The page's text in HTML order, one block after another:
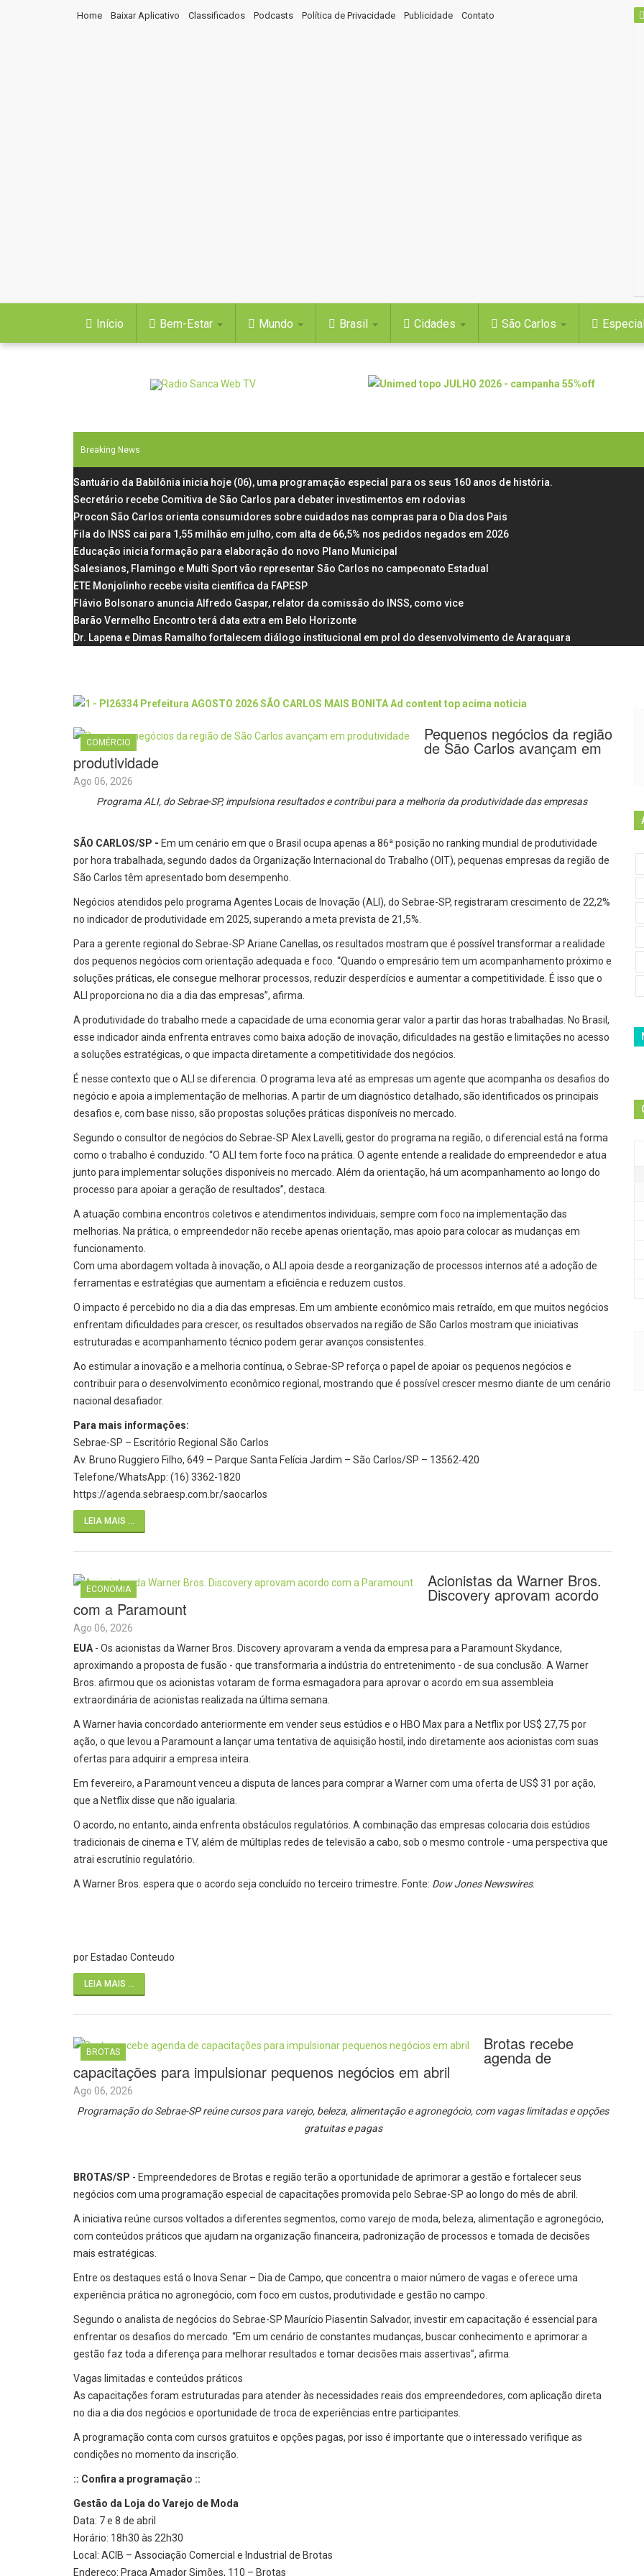
Home Baixar Aplicativo Classificados Podcasts Política de Privacidade Publicidade Contato
Início Bem-Estar Mundo Brasil Cidades São Carlos
Breaking News
Santuário da Babilônia inicia hoje (06), uma programação especial para os seus 160 anos de história.
Secretário recebe Comitiva de São Carlos para debater investimentos em rodovias
Procon São Carlos orienta consumidores sobre cuidados nas compras para o Dia dos Pais
Fila do INSS cai para 1,55 milhão em julho, com alta de 66,5% nos pedidos negados em 2026
Educação inicia formação para elaboração do novo Plano Municipal
Salesianos, Flamingo e Multi Sport vão representar São Carlos no campeonato Estadual
ETE Monjolinho recebe visita científica da FAPESP
Flávio Bolsonaro anuncia Alfredo Gaspar, relator da comissão do INSS, como vice
Barão Vermelho Encontro terá data extra em Belo Horizonte
Dr. Lapena e Dimas Ramalho fortalecem diálogo institucional em prol do desenvolvimento de Araraquara
COMÉRCIO Pequenos negócios da região
de São Carlos avançam em
produtividade
Ago 06, 2026
Programa ALI, do Sebrae-SP, impulsiona resultados e contribui para a melhoria da produtividade das empresas
SÃO CARLOS/SP - Em um cenário em que o Brasil ocupa apenas a 86ª posição no ranking mundial de produtividade
por hora trabalhada, segundo dados da Organização Internacional do Trabalho (OIT), pequenas empresas da região de
São Carlos têm apresentado bom desempenho.
Negócios atendidos pelo programa Agentes Locais de Inovação (ALI), do Sebrae-SP, registraram crescimento de 22,2%
no indicador de produtividade em 2025, superando a meta prevista de 21,5%.
Para a gerente regional do Sebrae-SP Ariane Canellas, os resultados mostram que é possível transformar a realidade
dos pequenos negócios com orientação adequada e foco. “Quando o empresário tem um acompanhamento próximo e
soluções práticas, ele consegue melhorar processos, reduzir desperdícios e aumentar a competitividade. É isso que o
ALI proporciona no dia a dia das empresas”, afirma.
A produtividade do trabalho mede a capacidade de uma economia gerar valor a partir das horas trabalhadas. No Brasil,
esse indicador ainda enfrenta entraves como baixa adoção de inovação, dificuldades na gestão e limitações no acesso
a soluções estratégicas, o que impacta diretamente a competitividade dos negócios.
É nesse contexto que o ALI se diferencia. O programa leva até as empresas um agente que acompanha os desafios do
negócio e apoia a implementação de melhorias. A partir de um diagnóstico detalhado, são identificados os principais
desafios e, com base nisso, são propostas soluções práticas disponíveis no mercado.
Segundo o consultor de negócios do Sebrae-SP Alex Lavelli, gestor do programa na região, o diferencial está na forma
como o trabalho é conduzido. “O ALI tem forte foco na prática. O agente entende a realidade do empreendedor e atua
junto para implementar soluções disponíveis no mercado. Além da orientação, há um acompanhamento ao longo do
processo para apoiar a geração de resultados”, destaca.
A atuação combina encontros coletivos e atendimentos individuais, sempre com foco na implementação das
melhorias. Na prática, o empreendedor não recebe apenas orientação, mas apoio para colocar as mudanças em
funcionamento.
Com uma abordagem voltada à inovação, o ALI apoia desde a reorganização de processos internos até a adoção de
ferramentas e estratégias que aumentam a eficiência e reduzem custos.
O impacto é percebido no dia a dia das empresas. Em um ambiente econômico mais retraído, em que muitos negócios
enfrentam dificuldades para crescer, os resultados observados na região de São Carlos mostram que iniciativas
estruturadas e acompanhamento técnico podem gerar avanços consistentes.
Ao estimular a inovação e a melhoria contínua, o Sebrae-SP reforça o papel de apoiar os pequenos negócios e
contribuir para o desenvolvimento econômico regional, mostrando que é possível crescer mesmo diante de um cenário
nacional desafiador.
Para mais informações:
Sebrae-SP – Escritório Regional São Carlos
Av. Bruno Ruggiero Filho, 649 – Parque Santa Felícia Jardim – São Carlos/SP – 13562-420
Telefone/WhatsApp: (16) 3362-1820
https://agenda.sebraesp.com.br/saocarlos
LEIA MAIS ...
ECONOMIA Acionistas da Warner Bros.
Discovery aprovam acordo
com a Paramount
Ago 06, 2026
EUA - Os acionistas da Warner Bros. Discovery aprovaram a venda da empresa para a Paramount Skydance,
aproximando a proposta de fusão - que transformaria a indústria do entretenimento - de sua conclusão. A Warner
Bros. afirmou que os acionistas votaram de forma esmagadora para aprovar o acordo em sua assembleia
extraordinária de acionistas realizada na última semana.
A Warner havia concordado anteriormente em vender seus estúdios e o HBO Max para a Netflix por US$ 27,75 por
ação, o que levou a Paramount a lançar uma tentativa de aquisição hostil, indo diretamente aos acionistas com suas
ofertas para adquirir a empresa inteira.
Em fevereiro, a Paramount venceu a disputa de lances para comprar a Warner com uma oferta de US$ 31 por ação,
que a Netflix disse que não igualaria.
O acordo, no entanto, ainda enfrenta obstáculos regulatórios. A combinação das empresas colocaria dois estúdios
tradicionais de cinema e TV, além de múltiplas redes de televisão a cabo, sob o mesmo controle - uma perspectiva que
atrai escrutínio regulatório.
A Warner Bros. espera que o acordo seja concluído no terceiro trimestre. Fonte: Dow Jones Newswires.
por Estadao Conteudo
LEIA MAIS ...
BROTAS Brotas recebe
agenda de
capacitações para impulsionar pequenos negócios em abril
Ago 06, 2026
Programação do Sebrae-SP reúne cursos para varejo, beleza, alimentação e agronegócio, com vagas limitadas e opções
gratuitas e pagas
BROTAS/SP - Empreendedores de Brotas e região terão a oportunidade de aprimorar a gestão e fortalecer seus
negócios com uma programação especial de capacitações promovida pelo Sebrae-SP ao longo do mês de abril.
A iniciativa reúne cursos voltados a diferentes segmentos, como varejo de moda, beleza, alimentação e agronegócio,
com conteúdos práticos que ajudam na organização financeira, padronização de processos e tomada de decisões
mais estratégicas.
Entre os destaques está o Inova Senar – Dia de Campo, que concentra o maior número de vagas e oferece uma
experiência prática no agronegócio, com foco em custos, produtividade e gestão no campo.
Segundo o analista de negócios do Sebrae-SP Maurício Piasentin Salvador, investir em capacitação é essencial para
enfrentar os desafios do mercado. “Em um cenário de constantes mudanças, buscar conhecimento e aprimorar a
gestão faz toda a diferença para melhorar resultados e tomar decisões mais assertivas”, afirma.
Vagas limitadas e conteúdos práticos
As capacitações foram estruturadas para atender às necessidades reais dos empreendedores, com aplicação direta
no dia a dia dos negócios e oportunidade de troca de experiências entre participantes.
A programação conta com cursos gratuitos e opções pagas, por isso é importante que o interessado verifique as
condições no momento da inscrição.
:: Confira a programação ::
Gestão da Loja do Varejo de Moda
Data: 7 e 8 de abril
Horário: 18h30 às 22h30
Local: ACIB – Associação Comercial e Industrial de Brotas
Endereço: Praça Amador Simões, 110 – Brotas